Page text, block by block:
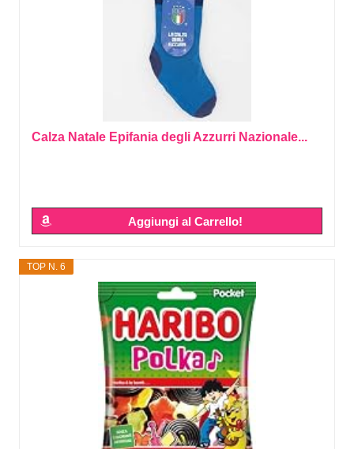
Calza Natale Epifania degli Azzurri Nazionale...
Aggiungi al Carrello!
TOP N. 6